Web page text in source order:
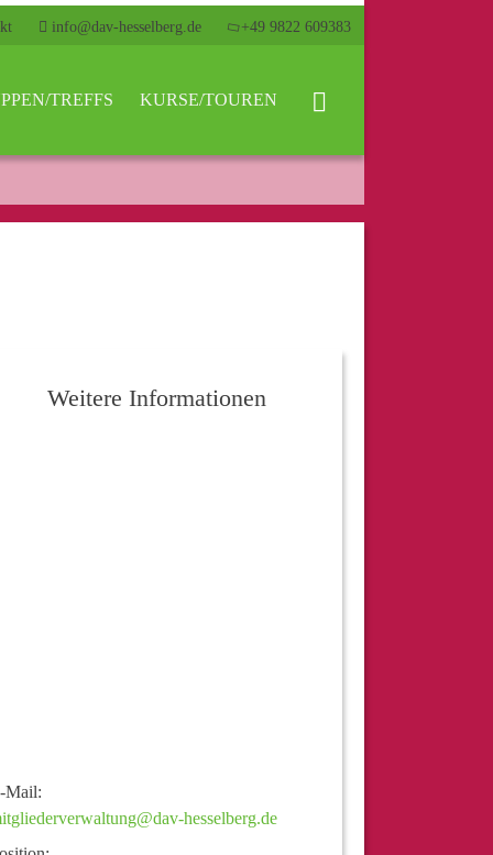
info@dav-hesselberg.de +49 9822 609383
TREFFS KURSE/TOUREN
Weitere Informationen
Mail:
hesselberg.de